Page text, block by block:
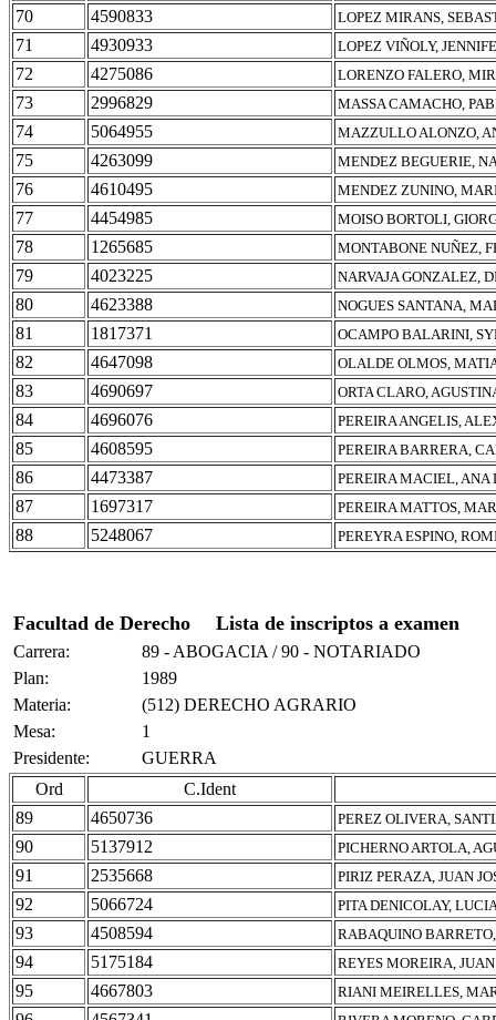
70 4590833 LOPEZ MIRANS,
71 4930933 LOPEZ VIÑOLY,
72 4275086 LORENZO FALERO,
73 2996829 MASSA CAMACHO,
74 5064955 MAZZULLO ALONZO,
75 4263099 MENDEZ BEGUERIE,
76 4610495 MENDEZ ZUNINO,
77 4454985 MOISO BORTOLI,
78 1265685 MONTABONE NUÑEZ,
79 4023225 NARVAJA GONZALEZ,
80 4623388 NOGUES SANTANA,
81 1817371 OCAMPO BALARINI,
82 4647098 OLALDE OLMOS,
83 4690697 ORTA CLARO,
84 4696076 PEREIRA ANGELIS,
85 4608595 PEREIRA BARRERA,
86 4473387 PEREIRA MACIEL, ANA
87 1697317 PEREIRA MATTOS,
88 5248067 PEREYRA ESPINO,
Facultad de Derecho Lista de inscriptos a examen
Carrera:
89 - ABOGACIA / 90 - NOTARIADO
Plan:
1989
Materia:
(512) DERECHO AGRARIO
Mesa:
1
Presidente:
GUERRA
Ord
C.Ident
89
4650736 PEREZ OLIVERA,
90 5137912 PICHERNO ARTOLA,
91 2535668 PIRIZ PERAZA, JUAN
92 5066724 PITA DENICOLAY,
93 4508594 RABAQUINO
94 5175184 REYES MOREIRA,
95 4667803 RIANI MEIRELLES,